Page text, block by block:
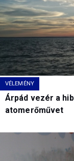
VÉLEMÉNY
Árpád vezér a
atomerőművet